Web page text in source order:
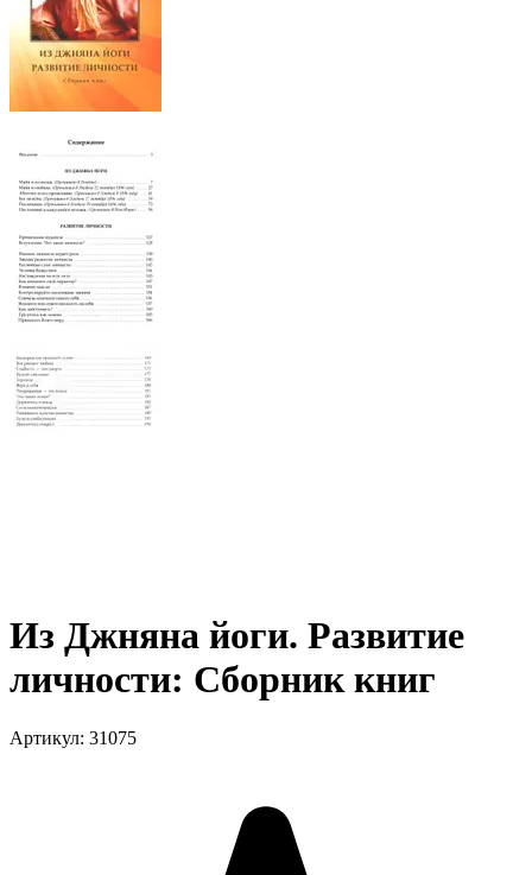
Из Джняна йоги. Развитие
личности: Сборник книг
Артикул: 31075